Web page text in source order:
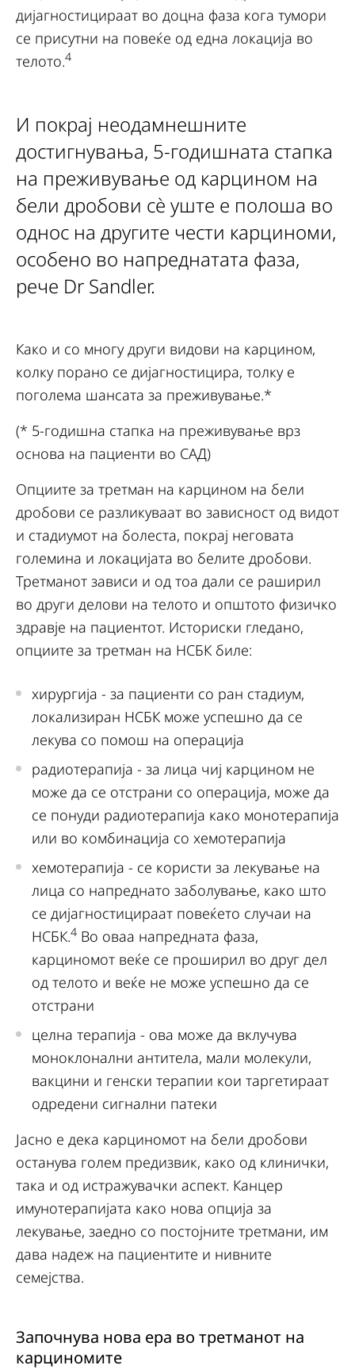
дијагностицираат во доцна фаза кога тумори
се присутни на повеќе од една локација во
телото.4
И покрај неодамнешните
достигнувања, 5-годишната стапка
на преживување од карцином на
бели дробови сè уште е полоша во
однос на другите чести карциноми,
особено во напреднатата фаза,
рече Dr Sandler.
Како и со многу други видови на карцином,
колку порано се дијагностицира, толку е
поголема шансата за преживување.*
(* 5-годишна стапка на преживување врз
основа на пациенти во САД)
Опциите за третман на карцином на бели
дробови се разликуваат во зависност од видот
и стадиумот на болеста, покрај неговата
големина и локацијата во белите дробови.
Третманот зависи и од тоа дали се раширил
во други делови на телото и општото физичко
здравје на пациентот. Историски гледано,
опциите за третман на НСБК биле:
хирургија - за пациенти со ран стадиум,
локализиран НСБК може успешно да се
лекува со помош на операција
радиотерапија - за лица чиј карцином не
може да се отстрани со операција, може да
се понуди радиотерапија како монотерапија
или во комбинација со хемотерапија
хемотерапија - се користи за лекување на
лица со напреднато заболување, како што
се дијагностицираат повеќето случаи на
НСБК.4 Во оваа напредната фаза,
карциномот веќе се проширил во друг дел
од телото и веќе не може успешно да се
отстрани
целна терапија - ова може да вклучува
моноклонални антитела, мали молекули,
вакцини и генски терапии кои таргетираат
одредени сигнални патеки
Јасно е дека карциномот на бели дробови
останува голем предизвик, како од клинички,
така и од истражувачки аспект. Канцер
имунотерапијата како нова опција за
лекување, заедно со постојните третмани, им
дава надеж на пациентите и нивните
семејства.
Започнува нова ера во третманот на
карциномите